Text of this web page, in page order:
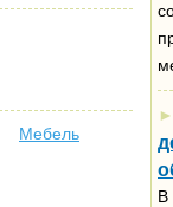
Мебель
►
В